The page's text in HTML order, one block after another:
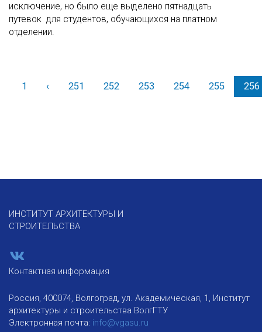
исключение, но было еще выделено пятнадцать
путевок для студентов, обучающихся на платном
отделении.
1 ‹Назад251 252 253 254 255 256
ИНСТИТУТ АРХИТЕКТУРЫ И
СТРОИТЕЛЬСТВА
Контактная информация
Россия, 400074, Волгоград, ул. Академическая, 1, Институт
архитектуры и строительства ВолгГТУ
Электронная почта: info@vgasu.ru